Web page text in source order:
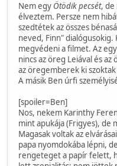
Nem egy Ötödik pecsét, de
élveztem. Persze nem
szedtétek az összes
neved, Finn"
megvédeni a filmet. Az
nincs az öreg Leiával és
az öregemberek ki
A másik Ben úrfi
[spoiler=Ben]
Nos, nekem Karinthy
mint apukája (Frigyes), de
Magasak voltak az
papa nyomdokába lépni,
rengeteget a papír felett,